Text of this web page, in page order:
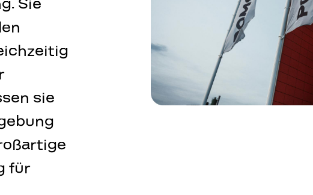
Leuchtkästen
Unbeleuchtete Werbetafeln und
Drehbare Schriften
sie
für